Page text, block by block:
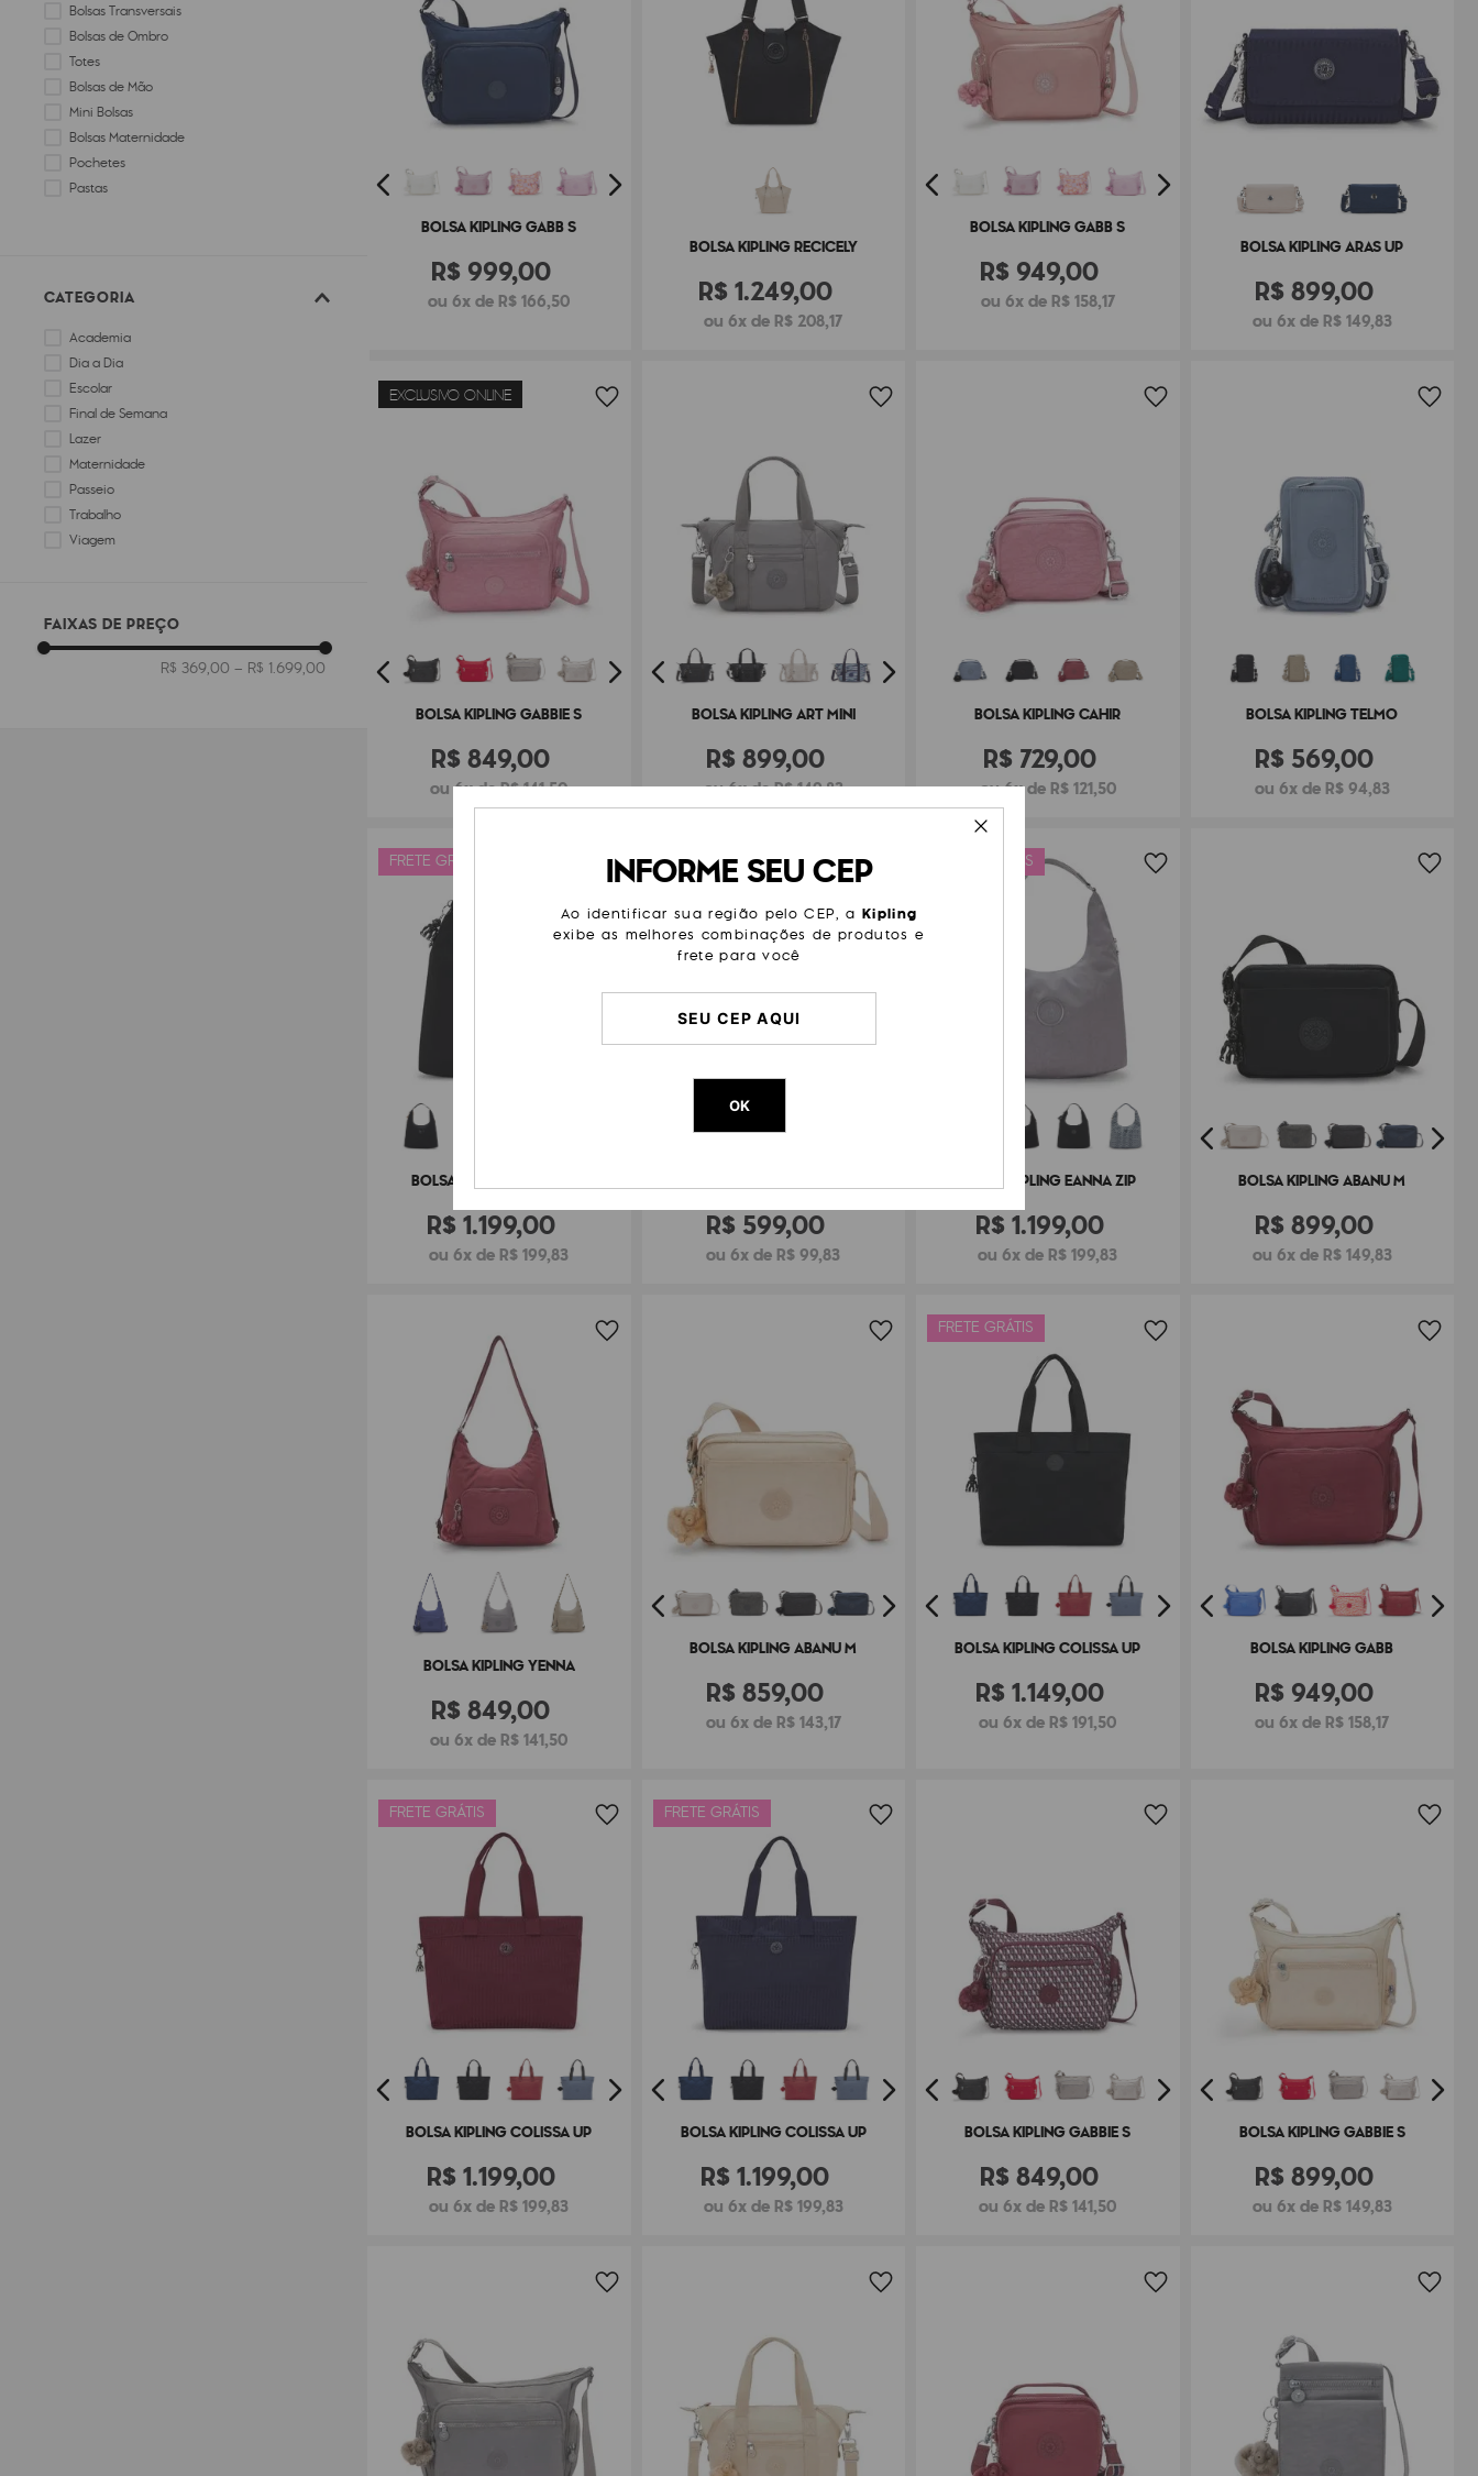
Bolsas Transversais
Bolsas de Ombro
Totes
Bolsas de Mão
Mini Bolsas
Bolsas Maternidade
Pochetes
Pastas
CATEGORIA
Academia
Dia a Dia
Escolar
Final de Semana
Lazer
Maternidade
Passeio
Trabalho
Viagem
FAIXAS DE PREÇO
R$ 369,00 – R$ 1.699,00
BOLSA KIPLING GABB S
R$ 999,00
ou 6x de R$ 166,50
BOLSA KIPLING RECICELY
R$1.249,00
ou 6x de R$ 208,17
BOLSA KIPLING GABB S
R$ 949,00
ou 6x de R$ 158,17
BOLSA KIPLING ARAS UP
R$899,00
ou 6x de R$ 149,83
EXCLUSIVO ONLINE
BOLSA KIPLING GABBIE S
R$ 849,00
ou 6x de R$ 141,50
BOLSA KIPLING ART MINI
R$899,00
ou 6x de R$ 149,83
BOLSA KIPLING CAHIR
R$ 729,00
ou 6x de R$ 121,50
BOLSA KIPLING TELMO
R$ 569,00
ou 6x de R$ 94,83
FRETE GRÁTIS
BOLSA KIPLING EANNA ZIP
R$1.199,00
ou 6x de R$ 199,83
R$ 599,00
ou 6x de R$ 99,83
FRETE GRÁTIS
BOLSA KIPLING EANNA ZIP
R$1.199,00
ou 6x de R$ 199,83
BOLSA KIPLING ABANU M
R$899,00
ou 6x de R$ 149,83
BOLSA KIPLING YENNA
R$ 849,00
ou 6x de R$ 141,50
BOLSA KIPLING ABANU M
R$ 859,00
ou 6x de R$ 143,17
FRETE GRÁTIS
BOLSA KIPLING COLISSA UP
R$1.149,00
ou 6x de R$ 191,50
BOLSA KIPLING GABB
R$ 949,00
ou 6x de R$ 158,17
FRETE GRÁTIS
BOLSA KIPLING COLISSA UP
R$1.199,00
ou 6x de R$ 199,83
FRETE GRÁTIS
BOLSA KIPLING COLISSA UP
R$ 1.199,00
ou 6x de R$ 199,83
BOLSA KIPLING GABBIE S
R$ 849,00
ou 6x de R$ 141,50
BOLSA KIPLING GABBIE S
R$899,00
ou 6x de R$ 149,83
INFORME SEU CEP
Ao identificar sua região pelo CEP, a Kipling
exibe as melhores combinações de produtos e
frete para você
OK